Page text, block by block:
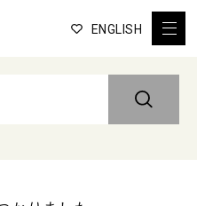
ENGLISH